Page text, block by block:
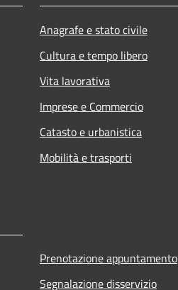
Anagrafe e stato civile
Cultura e tempo libero
Vita lavorativa
Imprese e Commercio
Catasto e urbanistica
Mobilità e trasporti
Prenotazione appuntamento
Segnalazione disservizio